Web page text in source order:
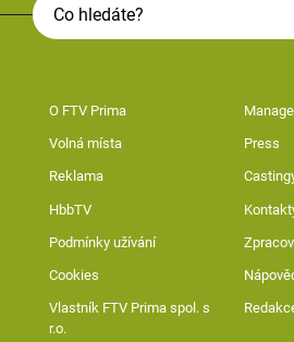
O FTV Prima
Volná místa Press
Reklama
HbbTV
Podmínky užívání
Cookies
Vlastník FTV Prima spol. s
r.o.